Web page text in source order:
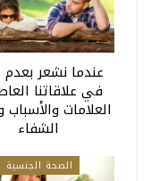
عندما نشعر
في علاقاتنا
العلامات والأسباب
الشفاء
الصحة الجنسية